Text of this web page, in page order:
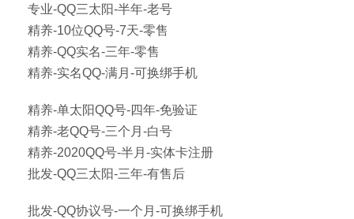
专业-QQ三太阳-半年-老号
精养-10位QQ号-7天-零售
精养-QQ实名-三年-零售
精养-实名QQ-满月-可换绑手机
精养-单太阳QQ号-四年-免验证
精养-老QQ号-三个月-白号
精养-2020QQ号-半月-实体卡注册
批发-QQ三太阳-三年-有售后
批发-QQ协议号-一个月-可换绑手机